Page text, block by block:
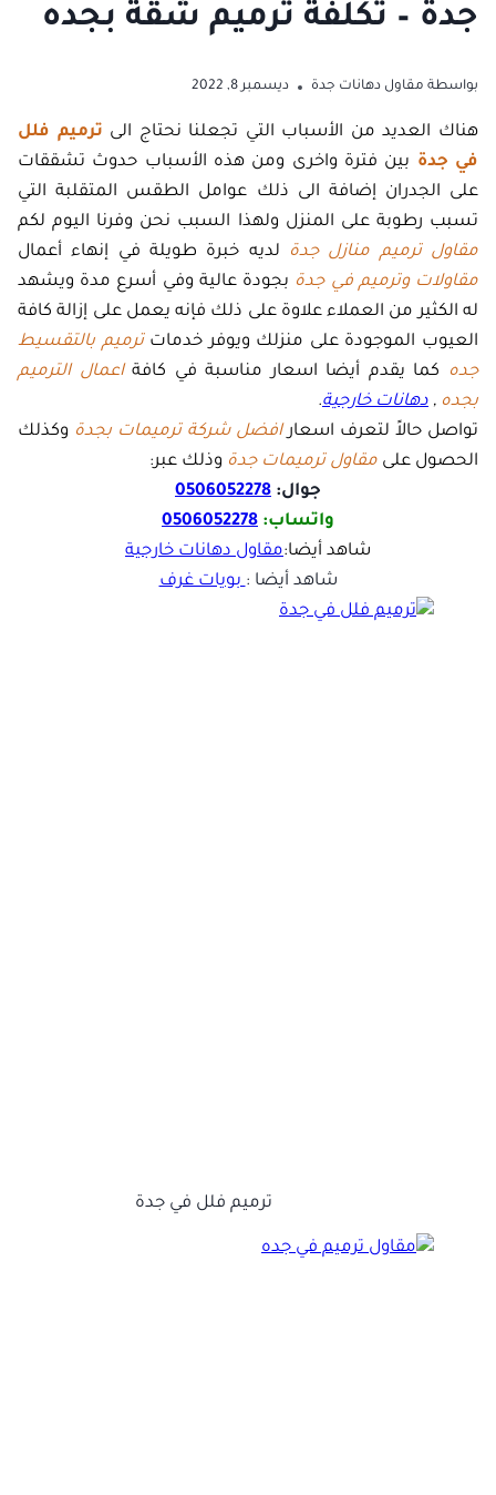
جدة – تكلفة ترميم شقة بجده
بواسطة مقاول دهانات جدة ديسمبر 8, 2022
هناك العديد من الأسباب التي تجعلنا نحتاج الى ترميم فلل
في جدة بين فترة واخرى ومن هذه الأسباب حدوث تشققات
على الجدران إضافة الى ذلك عوامل الطقس المتقلبة التي
تسبب رطوبة على المنزل ولهذا السبب نحن وفرنا اليوم لكم
مقاول ترميم منازل جدة
لديه خبرة طويلة في إنهاء أعمال
مقاولات وترميم في جدة بجودة عالية وفي أسرع مدة ويشهد
له الكثير من العملاء علاوة على ذلك فإنه يعمل على إزالة كافة
العيوب الموجودة على منزلك ويوفر خدماتترميم بالتقسيط
جده
كما يقدم أيضا اسعار مناسبة في كافةاعمال الترميم
بجده , دهانات خارجية.
تواصل حالاً لتعرف اسعارافضل شركة ترميمات بجدة وكذلك
الحصول على مقاول ترميمات جدة وذلك عبر:
جوال: 0506052278
واتساب: 0506052278
شاهد أيضا:مقاول دهانات خارجية
شاهد أيضا :بويات غرف
ترميم فلل في جدة